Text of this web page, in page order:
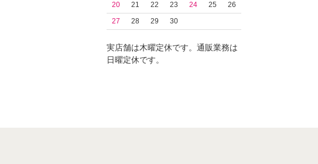
20
21 22 23 24 25
26
27
28 29 30
実店舗は木曜定休です。通販業務は
日曜定休です。